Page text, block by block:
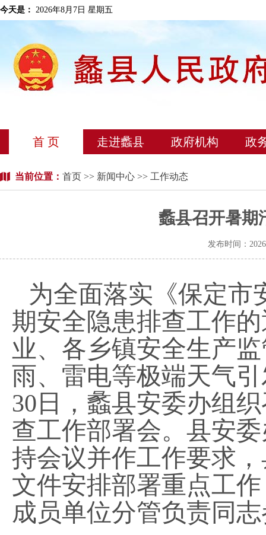
今天是： 2026年8月7日 星期五
首 页 走进蠡县 政府机构 政
当前位置： 首页 >> 新闻中心 >> 工作动态
蠡县召开暑期
发布时间：
为全面落实《保定市
期安全隐患排查工作
业、各乡镇安全生产
雨、雷电等极端天气
30日，蠡县安委办组
查工作部署会。县安
持会议并作工作要求
文件安排部署重点工
成员单位分管负责同